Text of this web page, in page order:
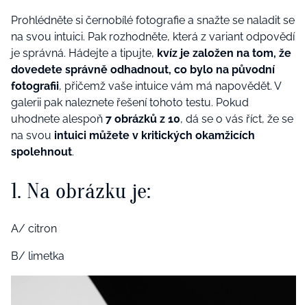
Prohlédněte si černobílé fotografie a snažte se naladit se
na svou intuici. Pak rozhodněte, která z variant odpovědí
je správná. Hádejte a tipujte, kvíz je založen na tom, že
dovedete správně odhadnout, co bylo na původní
fotografii, přičemž vaše intuice vám má napovědět. V
galerii pak naleznete řešení tohoto testu. Pokud
uhodnete alespoň 7 obrázků z 10, dá se o vás říct, že se
na svou intuici můžete v kritických okamžicích
spolehnout.
1. Na obrázku je:
A/ citron
B/ limetka